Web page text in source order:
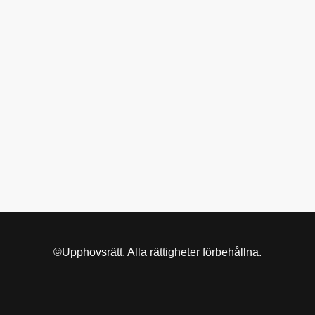
©Upphovsrätt. Alla rättigheter förbehållna.